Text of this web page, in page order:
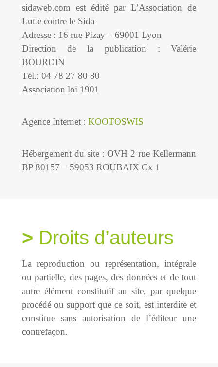
sidaweb.com est édité par L’Association de
Lutte contre le Sida
Adresse : 16 rue Pizay – 69001 Lyon
Direction de la publication : Valérie
BOURDIN
Tél.: 04 78 27 80 80
Association loi 1901
Agence Internet : KOOTOSWIS
Hébergement du site : OVH 2 rue Kellermann
BP 80157 – 59053 ROUBAIX Cx 1
Droits d’auteurs
La reproduction ou représentation, intégrale
ou partielle, des pages, des données et de tout
autre élément constitutif au site, par quelque
procédé ou support que ce soit, est interdite et
constitue sans autorisation de l’éditeur une
contrefaçon.